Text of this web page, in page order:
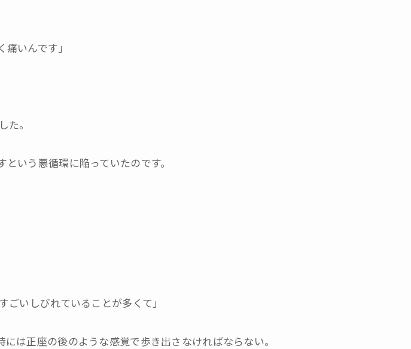
いんです」
。
いう悪循環に陥っていたのです。
ごいしびれていることが多くて」
は正座の後のような感覚で歩き出さなければならない。